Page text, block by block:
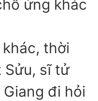
ứng khác
thời
Sửu, sĩ tử
đi hỏi